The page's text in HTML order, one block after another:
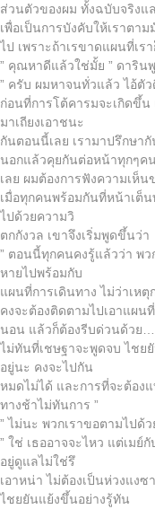
ส่วนตัวของผม ทั้งฉบับจริงแ
เพื่อเป็นการบังคับให้เราตาม
ไป เพราะถ้าเรขาดแผนที่เ
” คุณหาดีแล้วใช่มั้ย ” ดาริน
” ครับ ผมหาจนทั่วแล้ว ไอ้ตั
ก่อนที่การโต้คารมจะเกิดขึ้
มาเถียงเอาชนะ
กันตอนนี้เลย เรามาปรึกษา
นอกแล้วคุยกันต่อหน้าทุกๆคน
เลย ผมต้องการฟังความเห็
เมื่อทุกคนพร้อมกันที่หน้าเต็
ไปด้วยความวิ
ตกกังวล เขาจึงเริ่มพูดขึ้นว่า
” ตอนนี้ทุกคนคงรู้แล้วว่า พว
หายไปพร้อมกับ
แผนที่การเดินทาง ไม่ว่าเห
คงจะต้องติดตามไปเอาแผน
นอน แล้วก็ต้องรีบด่วนด้วย…
ไม่ทันที่เชษฐาจะพูดจบ ไชย
อยู่นะ คงจะไปกัน
หมดไม่ได้ และการที่จะต้อง
ทางช้าไม่ทันการ ”
” ไม่นะ พวกเราขอตามไปด้
” ใช่ เธออาจจะไหว แต่เมย์
อยู่ดูแลไม่ใช่รึ
เอาหน่า ไม่ต้องเป็นห่วงแง
ไชยยันแย้งขึ้นอย่างรู้ทัน